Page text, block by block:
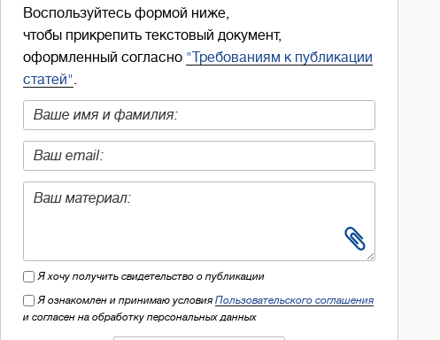
Воспользуйтесь формой ниже,
чтобы прикрепить текстовый документ,
оформленный согласно "Требованиям к публикации
статей".
Я хочу получить свидетельство о публикации
Я ознакомлен и принимаю условия Пользовательского соглашения
и согласен на обработку персональных данных